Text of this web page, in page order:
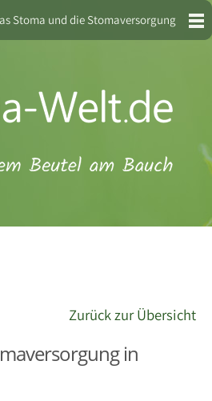
Stoma und die Stomaversorgung
Zurück zur Übersicht
in